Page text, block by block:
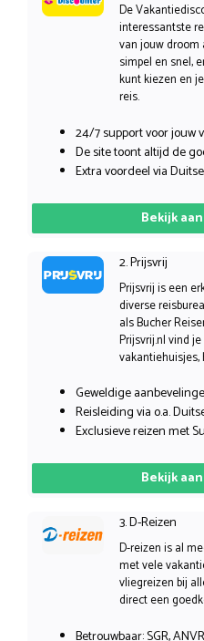
De
interessantste
van jouw droom
simpel en snel,
kunt kiezen en
reis.
24/7 support voor jouw
De site toont altijd de
Extra voordeel via
Bekijk
2. Prijsvrij
Prijsvrij is een
diverse
als Bucher
Prijsvrij.nl vind
vakantiehuisjes,
Geweldige
Reisleiding via o.a.
Exclusieve reizen met
Bekijk
3. D-Reizen
D-reizen is al
met vele
vliegreizen bij
direct een
Betrouwbaar: SGR,